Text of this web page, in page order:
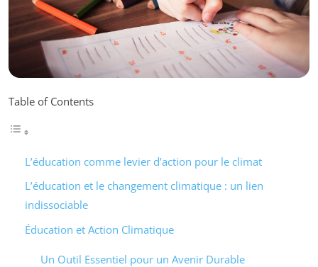
Table of Contents
L’éducation comme levier d’action pour le climat
L’éducation et le changement climatique : un lien
indissociable
Éducation et Action Climatique
Un Outil Essentiel pour un Avenir Durable